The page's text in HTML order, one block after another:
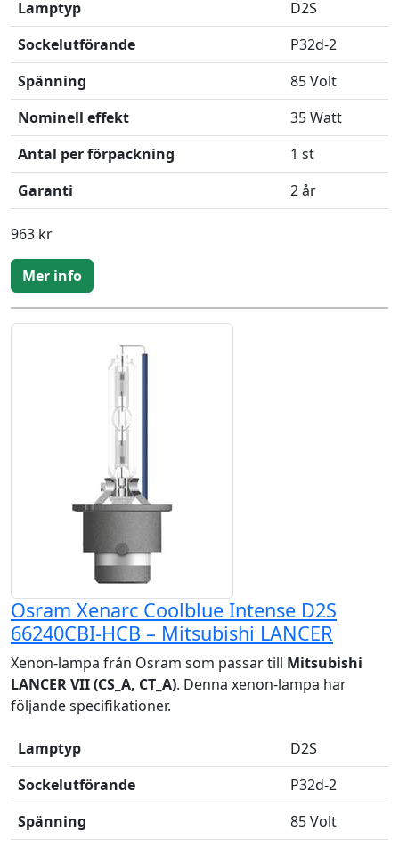
Lamptyp
D2S
Sockelutförande
P32d-2
Spänning
85 Volt
Nominell effekt
35 Watt
Antal per förpackning
1 st
Garanti
2 år
963 kr
Mer info
Osram Xenarc Coolblue Intense D2S
66240CBI-HCB – Mitsubishi LANCER
Xenon-lampa från Osram som passar till Mitsubishi
LANCER VII (CS_A, CT_A). Denna xenon-lampa har
följande specifikationer.
Lamptyp
D2S
Sockelutförande
P32d-2
Spänning
85 Volt